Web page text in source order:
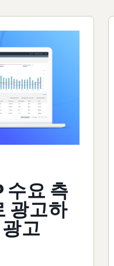
수요 측
광고하
고